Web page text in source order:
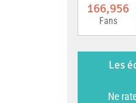
166,956
Fans
Les
Ne